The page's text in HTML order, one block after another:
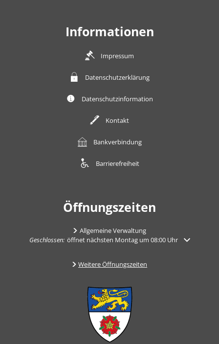
Informationen
Impressum
Datenschutzerklärung
Datenschutzinformation
Kontakt
Bankverbindung
Barrierefreiheit
Öffnungszeiten
Allgemeine Verwaltung
Klicken, um weitere Öffnungs- oder Schließzeiten auszublenden
Geschlossen: öffnet nächsten Montag um 08:00 Uhr
Weitere Öffnungszeiten